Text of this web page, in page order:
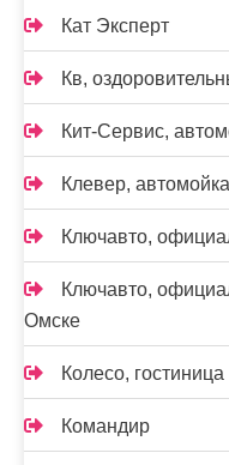
Кат Эксперт
Кв,
Кит-Сервис,
Клевер, автомойка
Ключавто,
Ключавто,
Омске
Колесо, гостиница
Командир